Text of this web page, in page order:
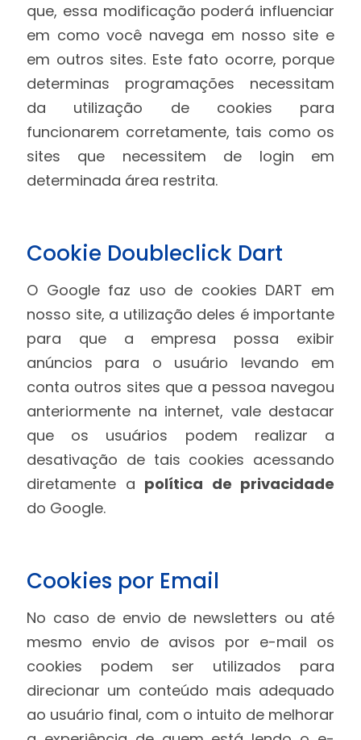
que, essa modificação poderá influenciar
em como você navega em nosso site e
em outros sites. Este fato ocorre, porque
determinas programações necessitam
da utilização de cookies para
funcionarem corretamente, tais como os
sites que necessitem de login em
determinada área restrita.
Cookie Doubleclick Dart
O Google faz uso de cookies DART em
nosso site, a utilização deles é importante
para que a empresa possa exibir
anúncios para o usuário levando em
conta outros sites que a pessoa navegou
anteriormente na internet, vale destacar
que os usuários podem realizar a
desativação de tais cookies acessando
diretamente a política de privacidade
do Google.
Cookies por Email
No caso de envio de newsletters ou até
mesmo envio de avisos por e-mail os
cookies podem ser utilizados para
direcionar um conteúdo mais adequado
ao usuário final, com o intuito de melhorar